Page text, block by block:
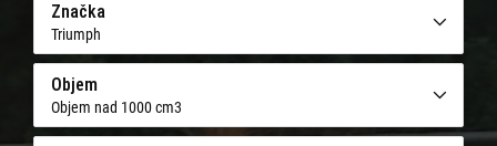
Značka
Triumph
Objem
Objem nad 1000 cm3